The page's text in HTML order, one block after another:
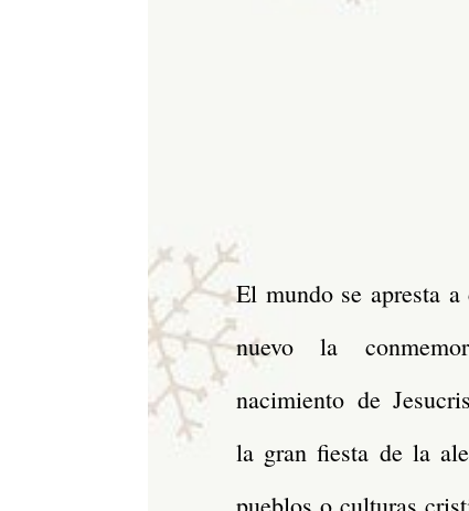
El mundo se apresta a
nuevo la
nacimiento de
la gran fiesta de la
pueblos o culturas